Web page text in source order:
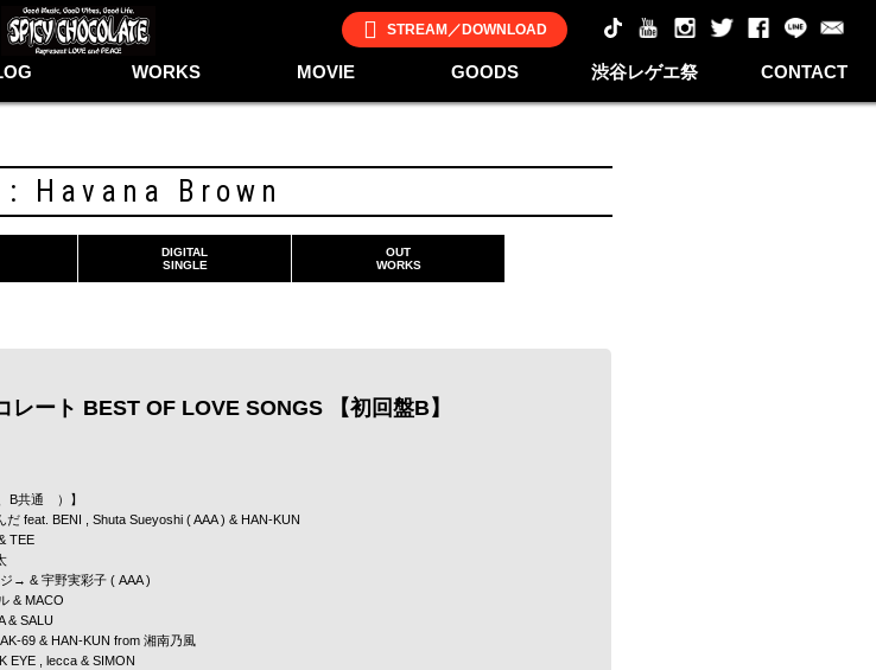
STREAM／DOWNLOAD
WORKS MOVIE GOODS 渋谷レゲエ祭 CONTACT
: Havana Brown
DIGITAL
SINGLE
OUT
WORKS
レート BEST OF LOVE SONGS 【初回盤B】
B共通 ）】
だ feat. BENI Shuta Sueyoshi (AAA) & HAN-KUN
TEE
→ & 宇野実彩子 ( AAA)
& MACO
& SALU
AK-69 & HAN-KUN from 湘南乃風
EYE lecca & SIMON